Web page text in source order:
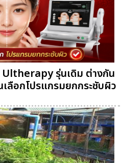
รุ่นเดิม ต่างกัน
เลือกโปรแกรมยกกระชับผิว